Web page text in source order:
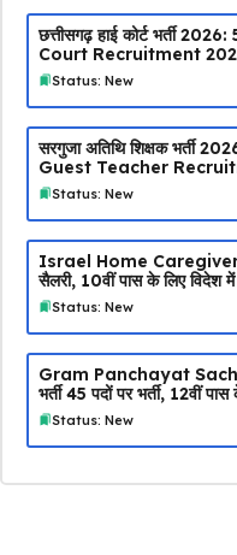
छत्तीसगढ़ हाई कोर्ट भर्ती
Court Recruitment
Status: New
सरगुजा अतिथि शिक्षक भर्ती
Guest Teacher
Status: New
Israel Home Caregiver
सैलरी, 10वीं पास के लिए विदेश
Status: New
Gram Panchayat
भर्ती 45 पदों पर भर्ती, 12वीं
Status: New